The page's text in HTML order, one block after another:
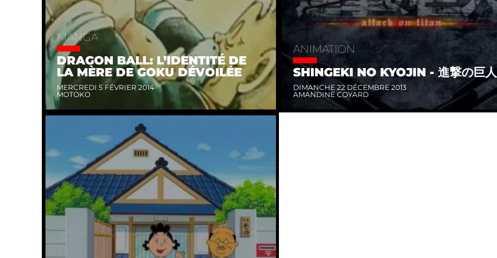
MANGA
DRAGON BALL: L’IDENTITÉ DE
LA MÈRE DE GOKU DÉVOILÉE
MERCREDI 5 FÉVRIER 2014
MOTOKO
ANIMATION
SHINGEKI NO KYOJIN - 進撃の巨人
DIMANCHE 22 DÉCEMBRE 2013
AMANDINE COYARD